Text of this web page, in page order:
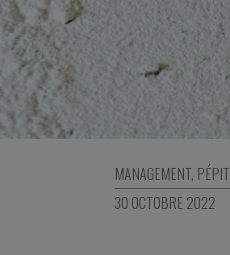
MANAGEMENT,
30 OCTOBRE 2022